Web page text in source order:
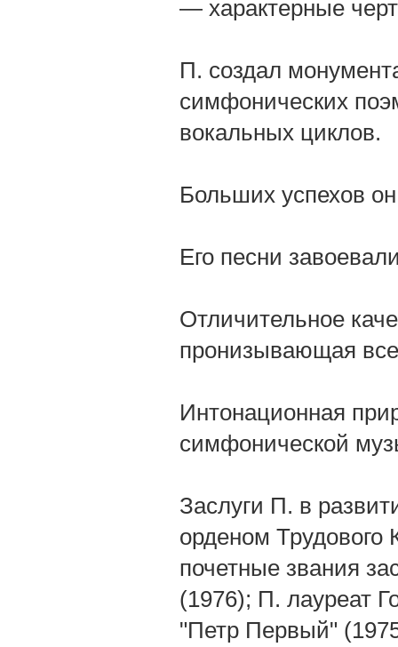
— характерные
П. создал
симфонических
вокальных циклов.
Больших успехов
Его песни
Отличительное
пронизывающая
Интонационная
симфонической
Заслуги П. в
орденом Трудового
почетные звания
(1976); П. лауреат
"Петр Первый"